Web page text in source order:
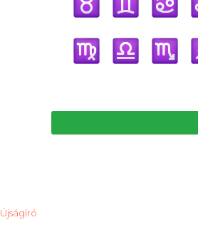
Újságíró